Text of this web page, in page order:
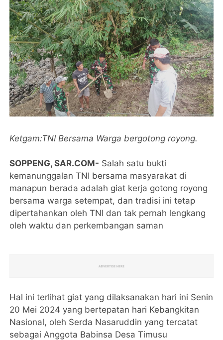
Ketgam:TNI Bersama Warga bergotong royong.
SOPPENG, SAR.COM- Salah satu bukti
kemanunggalan TNI bersama masyarakat di
manapun berada adalah giat kerja gotong royong
bersama warga setempat, dan tradisi ini tetap
dipertahankan oleh TNI dan tak pernah lengkang
oleh waktu dan perkembangan saman
Hal ini terlihat giat yang dilaksanakan hari ini Senin
20 Mei 2024 yang bertepatan hari Kebangkitan
Nasional, oleh Serda Nasaruddin yang tercatat
sebagai Anggota Babinsa Desa Timusu